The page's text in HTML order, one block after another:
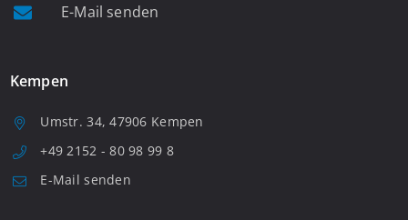
E-Mail senden
Kempen
Umstr. 34, 47906 Kempen
+49 2152 - 80 98 99 8
E-Mail senden